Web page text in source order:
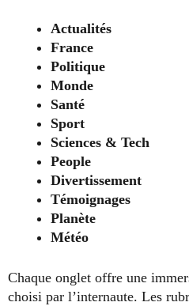
Actualités
France
Politique
Monde
Santé
Sport
Sciences & Tech
People
Divertissement
Témoignages
Planète
Météo
Chaque onglet offre une
choisi par l’internaute. Les